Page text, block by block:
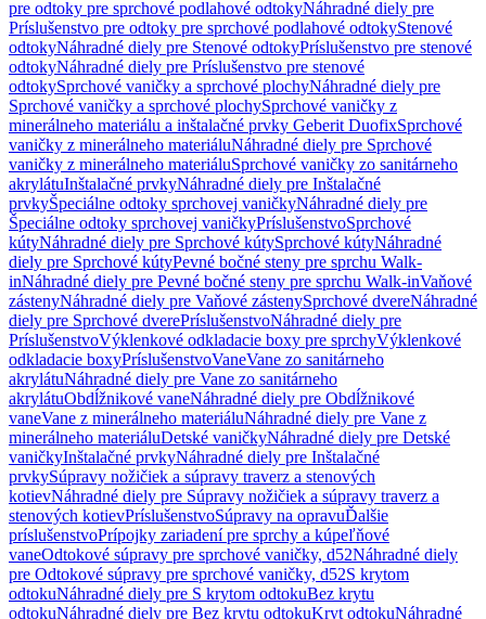
pre odtoky pre sprchové podlahové odtokyNáhradné diely pre
Príslušenstvo pre odtoky pre sprchové podlahové odtokyStenové
odtokyNáhradné diely pre Stenové odtokyPríslušenstvo pre stenové
odtokyNáhradné diely pre Príslušenstvo pre stenové
odtokySprchové vaničky a sprchové plochyNáhradné diely pre
Sprchové vaničky a sprchové plochySprchové vaničky z
minerálneho materiálu a inštalačné prvky Geberit DuofixSprchové
vaničky z minerálneho materiáluNáhradné diely pre Sprchové
vaničky z minerálneho materiáluSprchové vaničky zo sanitárneho
akrylátuInštalačné prvkyNáhradné diely pre Inštalačné
prvkyŠpeciálne odtoky sprchovej vaničkyNáhradné diely pre
Špeciálne odtoky sprchovej vaničkyPríslušenstvoSprchové
kútyNáhradné diely pre Sprchové kútySprchové kútyNáhradné
diely pre Sprchové kútyPevné bočné steny pre sprchu Walk-
inNáhradné diely pre Pevné bočné steny pre sprchu Walk-inVaňové
zástenyNáhradné diely pre Vaňové zástenySprchové dvereNáhradné
diely pre Sprchové dverePríslušenstvoNáhradné diely pre
PríslušenstvoVýklenkové odkladacie boxy pre sprchyVýklenkové
odkladacie boxyPríslušenstvoVaneVane zo sanitárneho
akrylátuNáhradné diely pre Vane zo sanitárneho
akrylátuObdĺžnikové vaneNáhradné diely pre Obdĺžnikové
vaneVane z minerálneho materiáluNáhradné diely pre Vane z
minerálneho materiáluDetské vaničkyNáhradné diely pre Detské
vaničkyInštalačné prvkyNáhradné diely pre Inštalačné
prvkySúpravy nožičiek a súpravy traverz a stenových
kotievNáhradné diely pre Súpravy nožičiek a súpravy traverz a
stenových kotievPríslušenstvoSúpravy na opravuĎalšie
príslušenstvoPrípojky zariadení pre sprchy a kúpeľňové
vaneOdtokové súpravy pre sprchové vaničky, d52Náhradné diely
pre Odtokové súpravy pre sprchové vaničky, d52S krytom
odtokuNáhradné diely pre S krytom odtokuBez krytu
odtokuNáhradné diely pre Bez krytu odtokuKryt odtokuNáhradné